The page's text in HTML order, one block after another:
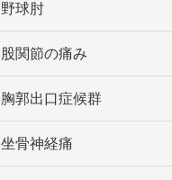
野球肘
股関節の痛み
胸郭出口症候群
坐骨神経痛